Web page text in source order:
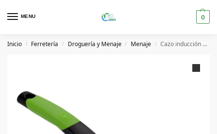
MENU 0
Inicio / Ferretería / Droguería y Menaje / Menaje / Cazo inducción 16cm Prior- Bra